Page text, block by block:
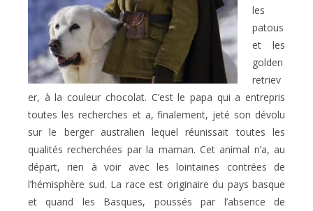
les
patous
et les
golden
retriev
er, à la couleur chocolat. C’est le papa qui a entrepris
toutes les recherches et a, finalement, jeté son dévolu
sur le berger australien lequel réunissait toutes les
qualités recherchées par la maman. Cet animal n’a, au
départ, rien à voir avec les lointaines contrées de
l’hémisphère sud. La race est originaire du pays basque
et quand les Basques, poussés par l’absence de